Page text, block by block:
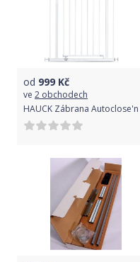
od 999 Kč
ve 2 obchodech